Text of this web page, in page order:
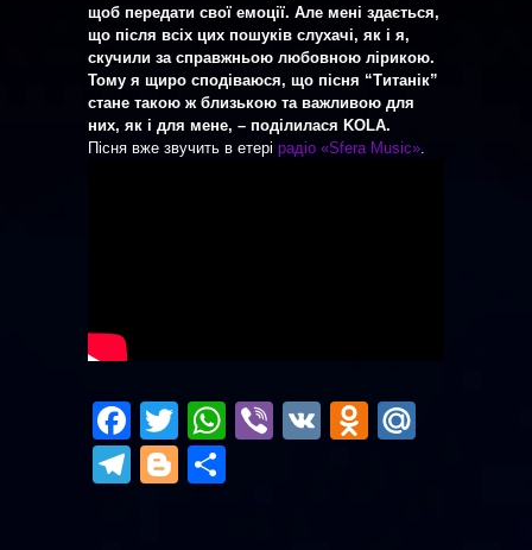
щоб передати свої емоції. Але мені здається,
що після всіх цих пошуків слухачі, як і я,
скучили за справжньою любовною лірикою.
Тому я щиро сподіваюся, що пісня “Титанік”
стане такою ж близькою та важливою для
них, як і для мене, – поділилася KOLA.
Пісня вже звучить в етері радіо «Sfera Music».
Facebook
TwitterWhatsApp
Viber
VK
Telegram
Blogger